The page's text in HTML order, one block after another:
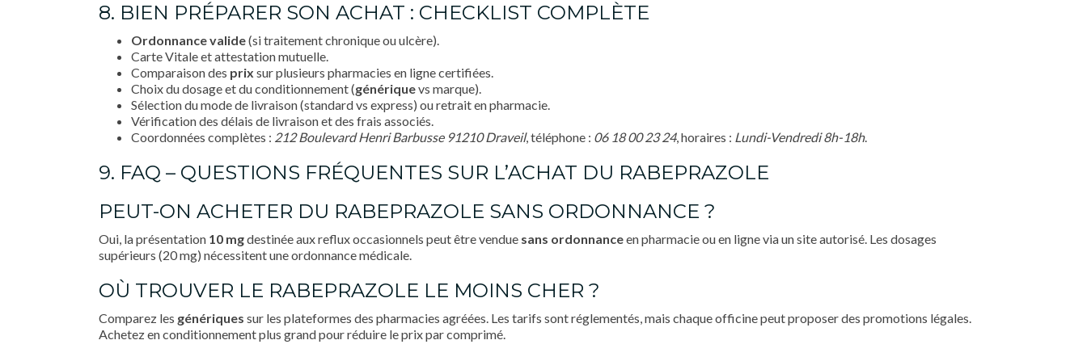
8. BIEN PRÉPARER SON ACHAT : CHECKLIST COMPLÈTE
Ordonnance valide(si traitement chronique ou ulcère).
Carte Vitale et attestation mutuelle.
Comparaison des prix sur plusieurs pharmacies en ligne certifiées.
Choix du dosage et du conditionnement (génériquevs marque).
Sélection du mode de livraison (standard vs express) ou retrait en pharmacie.
Vérification des délais de livraison et des frais associés.
Coordonnées complètes : 212 Boulevard Henri Barbusse 91210 Draveil, téléphone : 06 18 00 23 24, horaires : Lundi-Vendredi 8h-18h.
9. FAQ – QUESTIONS FRÉQUENTES SUR L’ACHAT DU RABEPRAZOLE
PEUT-ON ACHETER DU RABEPRAZOLE SANS ORDONNANCE ?
Oui, la présentation 10 mgdestinée aux reflux occasionnels peut être vendue sans ordonnanceen pharmacie ou en ligne via un site autorisé. Les dosages
supérieurs (20 mg) nécessitent une ordonnance médicale.
OÙ TROUVER LE RABEPRAZOLE LE MOINS CHER ?
Comparez les génériques sur les plateformes des pharmacies agréées. Les tarifs sont réglementés, mais chaque officine peut proposer des promotions légales.
Achetez en conditionnement plus grand pour réduire le prix par comprimé.